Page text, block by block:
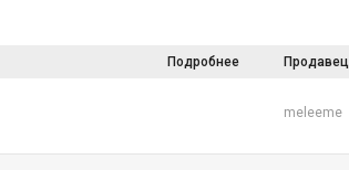
Подробнее Продавец
meleeme